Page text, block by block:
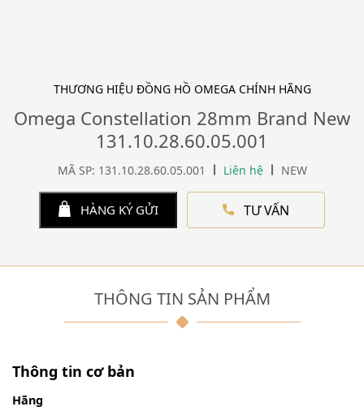
THƯƠNG HIỆU ĐỒNG HỒ OMEGA CHÍNH HÃNG
Omega Constellation 28mm Brand New
131.10.28.60.05.001
MÃ SP: 131.10.28.60.05.001 Liên hệ NEW
HÀNG KÝ GỬI TƯ VẤN
THÔNG TIN SẢN PHẨM
Thông tin cơ bản
Hãng